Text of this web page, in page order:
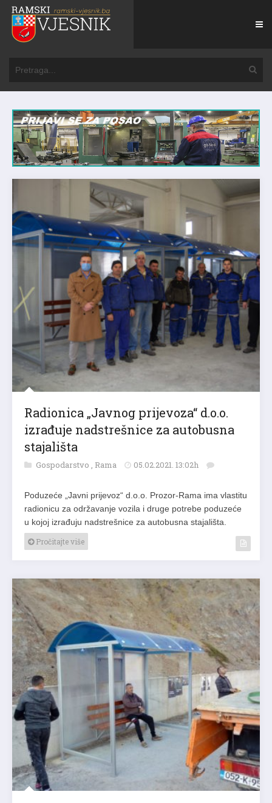
Radionica „Javnog prijevoza“ d.o.o.
izrađuje nadstrešnice za autobusna
stajališta
Gospodarstvo , Rama 05.02.2021. 13:02h
Poduzeće „Javni prijevoz“ d.o.o. Prozor-Rama ima vlastitu
radionicu za održavanje vozila i druge potrebe poduzeće
u kojoj izrađuju nadstrešnice za autobusna stajališta.
Pročitajte više